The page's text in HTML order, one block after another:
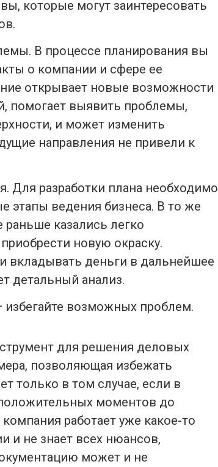
которые могут заинтересовать
В процессе планирования вы
о компании и сфере ее
открывает новые возможности
помогает выявить проблемы,
и может изменить
направления не привели к
Для разработки плана необходимо
этапы ведения бизнеса. В то же
раньше казались легко
новую окраску.
вкладывать деньги в дальнейшее
детальный анализ.
избегайте возможных проблем.
для решения деловых
позволяющая избежать
только в том случае, если в
моментов до
работает уже какое-то
и не знает всех нюансов,
может и не